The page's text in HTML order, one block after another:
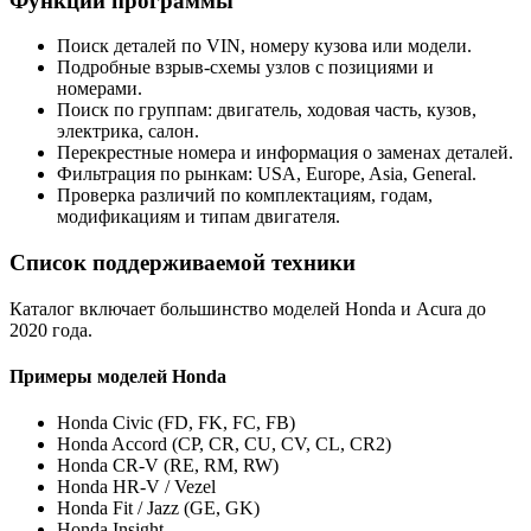
Поиск деталей по VIN, номеру кузова или модели.
Подробные взрыв-схемы узлов с позициями и
номерами.
Поиск по группам: двигатель, ходовая часть, кузов,
электрика, салон.
Перекрестные номера и информация о заменах деталей.
Фильтрация по рынкам: USA, Europe, Asia, General.
Проверка различий по комплектациям, годам,
модификациям и типам двигателя.
Список поддерживаемой техники
Каталог включает большинство моделей Honda и Acura до
2020 года.
Примеры моделей Honda
Honda Civic (FD, FK, FC, FB)
Honda Accord (CP, CR, CU, CV, CL, CR2)
Honda CR-V (RE, RM, RW)
Honda HR-V / Vezel
Honda Fit / Jazz (GE, GK)